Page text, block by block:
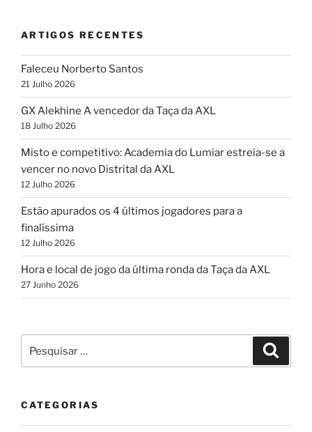
ARTIGOS RECENTES
Faleceu Norberto Santos
21 Julho 2026
GX Alekhine A vencedor da Taça da AXL
18 Julho 2026
Misto e competitivo: Academia do Lumiar estreia-se a
vencer no novo Distrital da AXL
12 Julho 2026
Estão apurados os 4 últimos jogadores para a
finalíssima
12 Julho 2026
Hora e local de jogo da última ronda da Taça da AXL
27 Junho 2026
por:
CATEGORIAS